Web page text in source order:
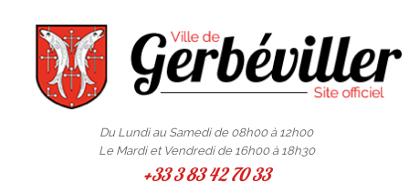
Du Lundi au Samedi de 08h00 à 12h00
Le Mardi et Vendredi de 16h00 à 18h30
+33 3 83 42 70 33